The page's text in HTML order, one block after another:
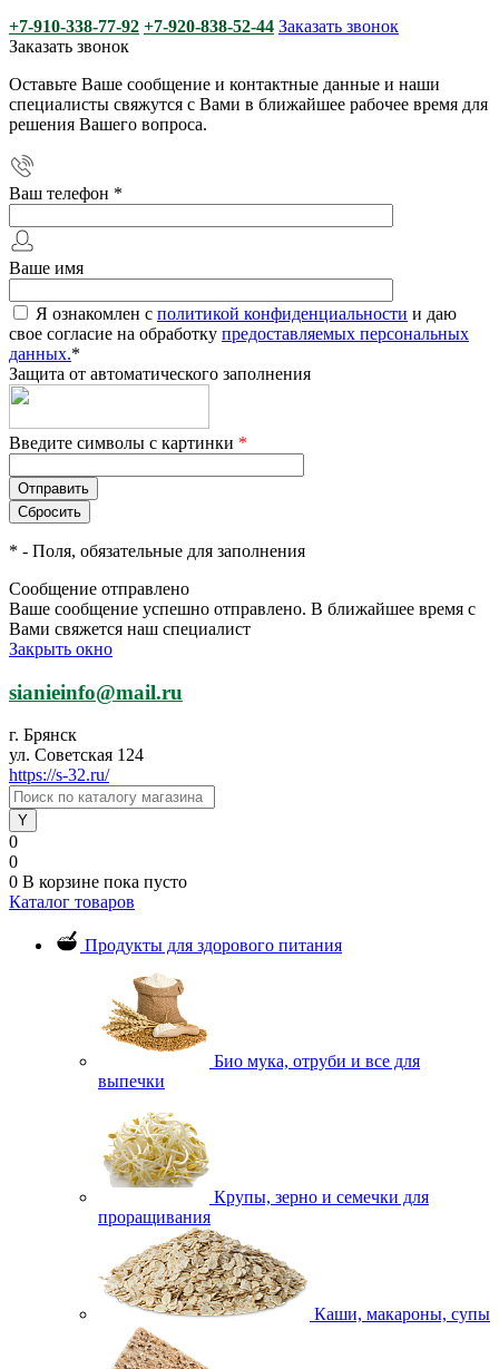
+7-910-338-77-92 +7-920-838-52-44 Заказать звонок
Заказать звонок
Оставьте Ваше сообщение и контактные данные и наши
специалисты свяжутся с Вами в ближайшее рабочее время для
решения Вашего вопроса.
Ваш телефон *
Ваше имя
Я ознакомлен с политикой конфиденциальности и даю
свое согласие на обработку предоставляемых персональных
данных.*
Защита от автоматического заполнения
Введите символы с картинки *
* - Поля, обязательные для заполнения
Сообщение отправлено
Ваше сообщение успешно отправлено. В ближайшее время с
Вами свяжется наш специалист
Закрыть окно
sianieinfo@mail.ru
г. Брянск
ул. Советская 124
https://s-32.ru/
0
0
0 В корзине пока пусто
Каталог товаров
Продукты для здорового питания
Био мука, отруби и все для
выпечки
Крупы, зерно и семечки для
проращивания
Каши, макароны, супы